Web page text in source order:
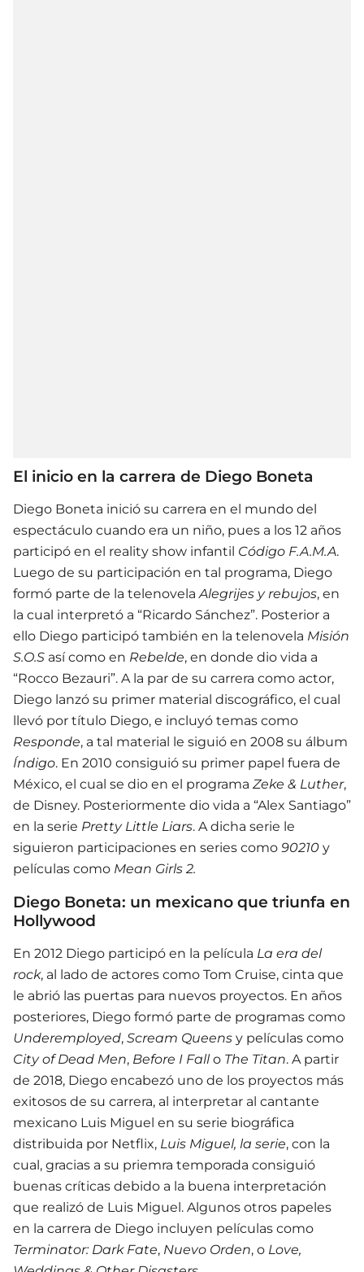
El inicio en la carrera de Diego Boneta
Diego Boneta inició su carrera en el mundo del
espectáculo cuando era un niño, pues a los 12 años
participó en el reality show infantil Código F.A.M.A.
Luego de su participación en tal programa, Diego
formó parte de la telenovela Alegrijes y rebujos, en
la cual interpretó a “Ricardo Sánchez”. Posterior a
ello Diego participó también en la telenovela Misión
S.O.S así como en Rebelde, en donde dio vida a
“Rocco Bezauri”. A la par de su carrera como actor,
Diego lanzó su primer material discográfico, el cual
llevó por título Diego, e incluyó temas como
Responde, a tal material le siguió en 2008 su álbum
Índigo. En 2010 consiguió su primer papel fuera de
México, el cual se dio en el programa Zeke & Luther,
de Disney. Posteriormente dio vida a “Alex Santiago”
en la serie Pretty Little Liars. A dicha serie le
siguieron participaciones en series como 90210 y
películas como Mean Girls 2.
Diego Boneta: un mexicano que triunfa en
Hollywood
En 2012 Diego participó en la película La era del
rock, al lado de actores como Tom Cruise, cinta que
le abrió las puertas para nuevos proyectos. En años
posteriores, Diego formó parte de programas como
Underemployed, Scream Queens y películas como
City of Dead Men, Before I Fallo The Titan. A partir
de 2018, Diego encabezó uno de los proyectos más
exitosos de su carrera, al interpretar al cantante
mexicano Luis Miguel en su serie biográfica
distribuida por Netflix, Luis Miguel, la serie, con la
cual, gracias a su priemra temporada consiguió
buenas críticas debido a la buena interpretación
que realizó de Luis Miguel. Algunos otros papeles
en la carrera de Diego incluyen películas como
Terminator: Dark Fate, Nuevo Orden, o Love,